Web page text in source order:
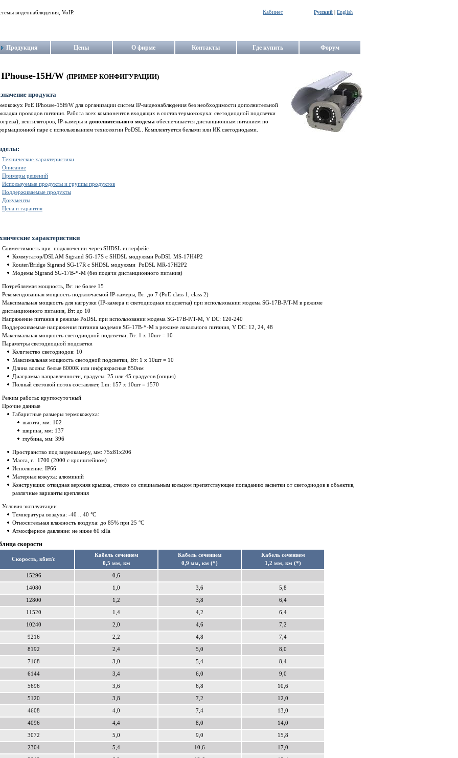
видеонаблюдения, VoIP. Кабинет Русский | English
Продукция Цены О фирме Контакты Где купить Форум
IPhouse-15H/W (ПРИМЕР КОНФИГУРАЦИИ)
продукта
PoE IPhouse-15H/W для организации систем IP-видеонаблюдения без необходимости дополнительной
проводов питания. Работа всех компонентов входящих в состав термокожуха: светодиодной подсветки
вентиляторов, IP-камеры и дополнительного модема обеспечивается дистанционным питанием по
паре с использованием технологии PoDSL. Комплектуется белыми или ИК светодиодами.
Технические характеристики
Описание
Примеры решений
Используемые продукты и группы продуктов
Поддерживаемые продукты
Документы
Цена и гарантия
характеристики
Совместимость при подключении через SHDSL интерфейс
Коммутатор/DSLAM Sigrand SG-17S с SHDSL модулями PoDSL MS-17H4P2
Router/Bridge Sigrand SG-17R с SHDSL модулями PoDSL MR-17H2P2
Модемы Sigrand SG-17B-*-M (без подачи дистанционного питания)
Потребляемая мощность, Вт: не более 15
Рекомендованная мощность подключаемой IP-камеры, Вт: до 7 (PoE class 1, class 2)
Максимальная мощность для нагрузки (IP-камера и светодиодная подсветка) при использовании модема SG-17B-P/T-M в режиме
дистанционного питания, Вт: до 10
Напряжение питания в режиме PoDSL при использовании модема SG-17B-P/T-M, V DC: 120-240
Поддерживаемые напряжения питания модемов SG-17B-*-M в режиме локального питания, V DC: 12, 24, 48
Максимальная мощность светодиодной подсветки, Вт: 1 x 10шт = 10
Параметры светодиодной подсветки
Количество светодиодов: 10
Максимальная мощность светодной подсветки, Вт: 1 x 10шт = 10
Длина волны: белые 6000K или инфракрасные 850нм
Диаграмма направленности, градусы: 25 или 45 градусов (опция)
Полный световой поток составляет, Lm: 157 x 10шт = 1570
Режим работы: круглосуточный
Прочие данные
Габаритные размеры термокожуха:
высота, мм: 102
ширина, мм: 137
глубина, мм: 396
Пространство под видеокамеру, мм: 75x81x206
Масса, г.: 1700 (2000 с кронштейном)
Исполнение: IP66
Материал кожуха: алюминий
Конструкция: откидная верхняя крышка, стекло со специальным кольцом препятствующее попаданию засветки от светодиодов в объектив,
различные варианты крепления
Условия эксплуатации
Температура воздуха: -40 .. 40 °С
Относительная влажность воздуха: до 85% при 25 °С
Атмосферное давление: не ниже 60 кПа
скорости
Скорость, кбит/с
Кабель сечением
0,5 мм, км
Кабель сечением
0,9 мм, км (*)
Кабель сечением
1,2 мм, км (*)
15296 0,6
14080 1,0 3,6 5,8
12800 1,2 3,8 6,4
11520 1,4 4,2 6,4
10240 2,0 4,6 7,2
9216 2,2 4,8 7,4
8192 2,4 5,0 8,0
7168 3,0 5,4 8,4
6144 3,4 6,0 9,0
5696 3,6 6,8 10,6
5120 3,8 7,2 12,0
4608 4,0 7,4 13,0
4096 4,4 8,0 14,0
3072 5,0 9,0 15,8
2304 5,4 10,6 17,0